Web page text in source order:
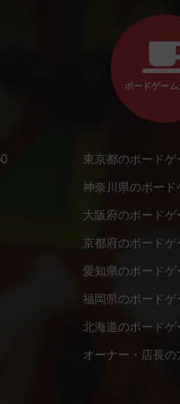
ボードゲーム
東京都のボードゲ
神奈川県のボード
大阪府のボードゲ
京都府のボードゲ
愛知県のボードゲ
福岡県のボードゲ
北海道のボードゲ
オーナー・店長の